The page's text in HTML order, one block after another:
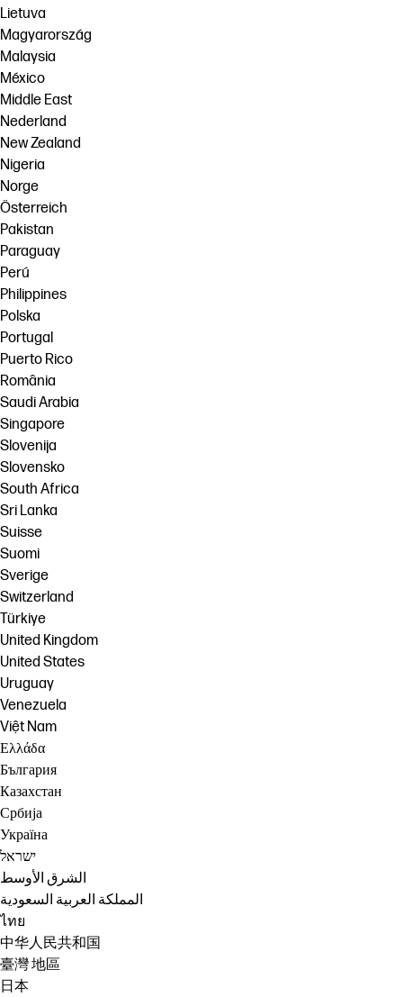
Lietuva
Magyarország
Malaysia
México
Middle East
Nederland
New Zealand
Nigeria
Norge
Österreich
Pakistan
Paraguay
Perú
Philippines
Polska
Portugal
Puerto Rico
România
Saudi Arabia
Singapore
Slovenija
Slovensko
South Africa
Sri Lanka
Suisse
Suomi
Sverige
Switzerland
Türkiye
United Kingdom
United States
Uruguay
Venezuela
Việt Nam
Ελλάδα
България
Казахстан
Србија
Україна
ישראל
الشرق الأوسط
المملكة العربية السعودية
ไทย
中华人民共和国
臺灣 地區
日本